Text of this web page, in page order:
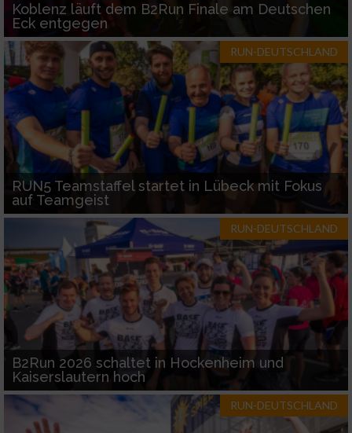
Koblenz läuft dem B2Run Finale am Deutschen
Eck entgegen
RUN-DEUTSCHLAND
RUN5 Teamstaffel startet in Lübeck mit Fokus
auf Teamgeist
RUN-DEUTSCHLAND
B2Run 2026 schaltet in Hockenheim und
Kaiserslautern hoch
RUN-DEUTSCHLAND